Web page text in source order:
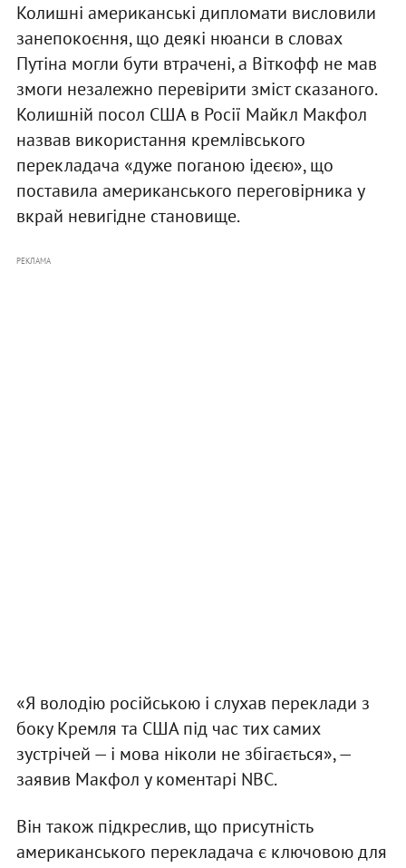
Колишні американські дипломати висловили
занепокоєння, що деякі нюанси в словах
Путіна могли бути втрачені, а Віткофф не мав
змоги незалежно перевірити зміст сказаного.
Колишній посол США в Росії Майкл Макфол
назвав використання кремлівського
перекладача «дуже поганою ідеєю», що
поставила американського переговірника у
вкрай невигідне становище.
РЕКЛАМА
«Я володію російською і слухав переклади з
боку Кремля та США під час тих самих
зустрічей — і мова ніколи не збігається», —
заявив Макфол у коментарі NBC.
Він також підкреслив, що присутність
американського перекладача є ключовою для